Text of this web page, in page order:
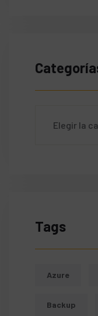
Tags
Azure
Backup